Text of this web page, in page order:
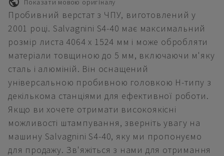
Пробивний верстат з ЧПУ, виготовлений у
2001 році. Salvagnini S4-40 має максимальний
розмір листа 4064 x 1524 мм і може обробляти
матеріали товщиною до 5 мм, включаючи м'яку
сталь і алюміній. Він оснащений
універсальною пробивною головкою H-типу з
декількома станціями для ефективної роботи.
Якщо ви хочете отримати високоякісні
можливості штампування, зверніть увагу на
машину Salvagnini S4-40, яку ми пропонуємо
для продажу. Зв'яжіться з нами для отримання